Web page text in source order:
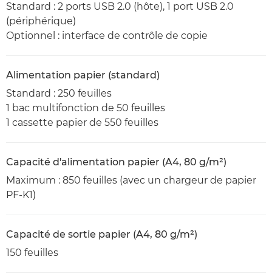
Standard : 2 ports USB 2.0 (hôte), 1 port USB 2.0
(périphérique)
Optionnel : interface de contrôle de copie
Alimentation papier (standard)
Standard : 250 feuilles
1 bac multifonction de 50 feuilles
1 cassette papier de 550 feuilles
Capacité d'alimentation papier (A4, 80 g/m²)
Maximum : 850 feuilles (avec un chargeur de papier
PF-K1)
Capacité de sortie papier (A4, 80 g/m²)
150 feuilles